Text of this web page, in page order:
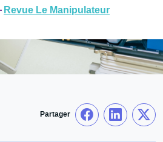
Revue Le Manipulateur
Partager